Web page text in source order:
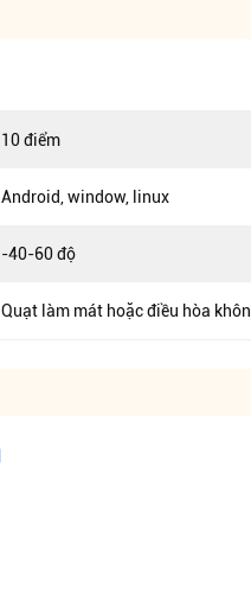
10 điểm
Android, window, linux
-40-60 độ
Quạt làm mát hoặc điều hòa